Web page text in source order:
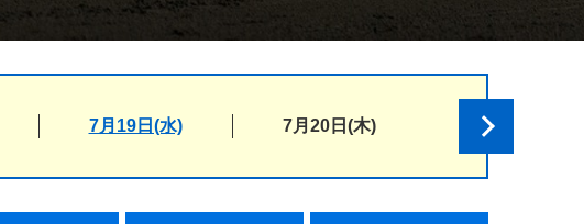
道内の発売情報(PDF)
7月19日(水) 7月20日(木)